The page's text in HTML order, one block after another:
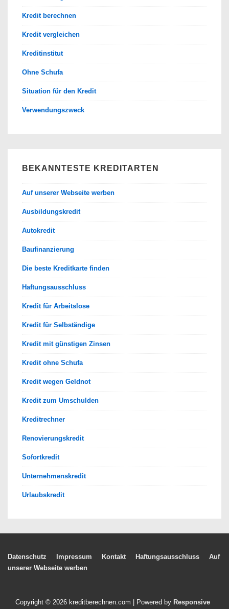
Kredit berechnen
Kredit vergleichen
Kreditinstitut
Ohne Schufa
Situation für den Kredit
Verwendungszweck
BEKANNTESTE KREDITARTEN
Auf unserer Webseite werben
Ausbildungskredit
Autokredit
Baufinanzierung
Die beste Kreditkarte finden
Haftungsausschluss
Kredit für Arbeitslose
Kredit für Selbständige
Kredit mit günstigen Zinsen
Kredit ohne Schufa
Kredit wegen Geldnot
Kredit zum Umschulden
Kreditrechner
Renovierungskredit
Sofortkredit
Unternehmenskredit
Urlaubskredit
Footer-
Datenschutz Impressum Kontakt Haftungsausschluss
Auf
unserer Webseite werben
Copyright © 2026 kreditberechnen.com | Powered by Responsive